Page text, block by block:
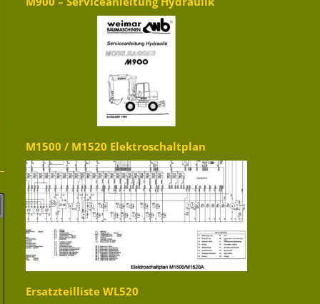
M1500 / M1520 Elektroschaltplan
Ersatzteilliste WL520